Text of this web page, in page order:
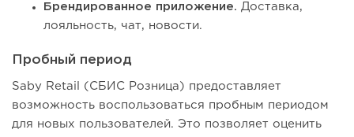
Брендированное приложение. Доставка,
лояльность, чат, новости.
Пробный период
Saby Retail (СБИС Розница) предоставляет
возможность воспользоваться пробным периодом
для новых пользователей. Это позволяет оценить